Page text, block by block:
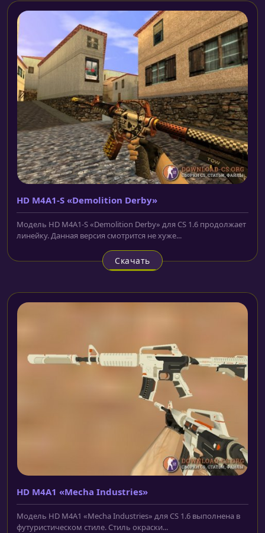
HD M4A1-S «Demolition Derby»
Модель HD M4A1-S «Demolition Derby» для CS 1.6 продолжает
линейку. Данная версия смотрится не хуже...
Скачать
HD M4A1 «Mecha Industries»
Модель HD M4A1 «Mecha Industries» для CS 1.6 выполнена в
футуристическом стиле. Стиль окраски...